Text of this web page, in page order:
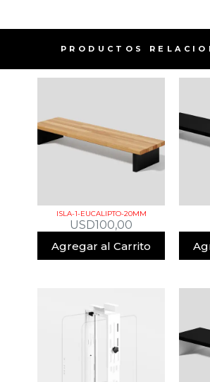
PRODUCTOS
ISLA-1-EUCALIPTO-20MM
USD100,00
Agregar al Carrito